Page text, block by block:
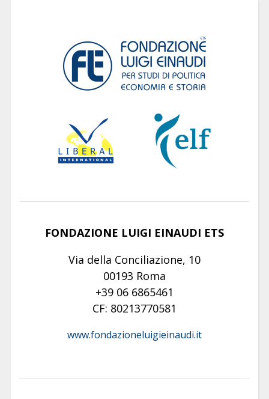
FONDAZIONE LUIGI EINAUDI ETS
Via della Conciliazione, 10
00193 Roma
+39 06 6865461
CF: 80213770581
www.fondazioneluigieinaudi.it